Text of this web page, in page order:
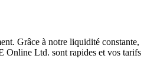
Grâce à notre liquidité constante,
Online Ltd. sont rapides et vos tarifs